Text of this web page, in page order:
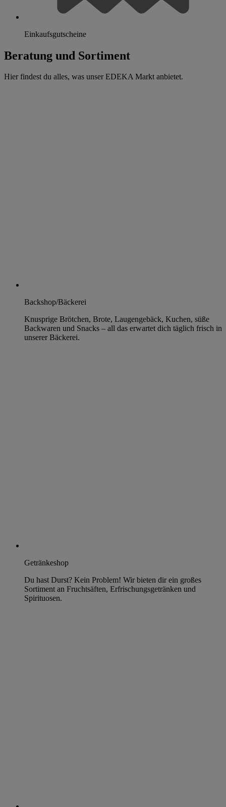
Einkaufsgutscheine
Beratung und Sortiment
Hier findest du alles, was unser EDEKA Markt anbietet.
Backshop/Bäckerei
Knusprige Brötchen, Brote, Laugengebäck, Kuchen, süße
Backwaren und Snacks – all das erwartet dich täglich frisch in
unserer Bäckerei.
Getränkeshop
Du hast Durst? Kein Problem! Wir bieten dir ein großes
Sortiment an Fruchtsäften, Erfrischungsgetränken und
Spirituosen.